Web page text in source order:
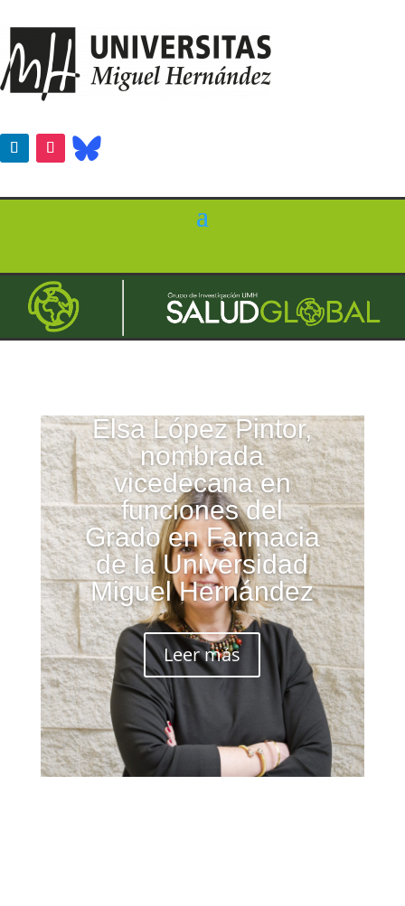
Elsa López Pintor,
nombrada
vicedecana en
funciones del
Grado en Farmacia
de la Universidad
Miguel Hernández
Leer más